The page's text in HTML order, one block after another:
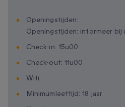
Openingstijden:
Openingstijden: informeer bij
Check-in: 15u00
Check-out: 11u00
Wifi
Minimumleeftijd: 18 jaar